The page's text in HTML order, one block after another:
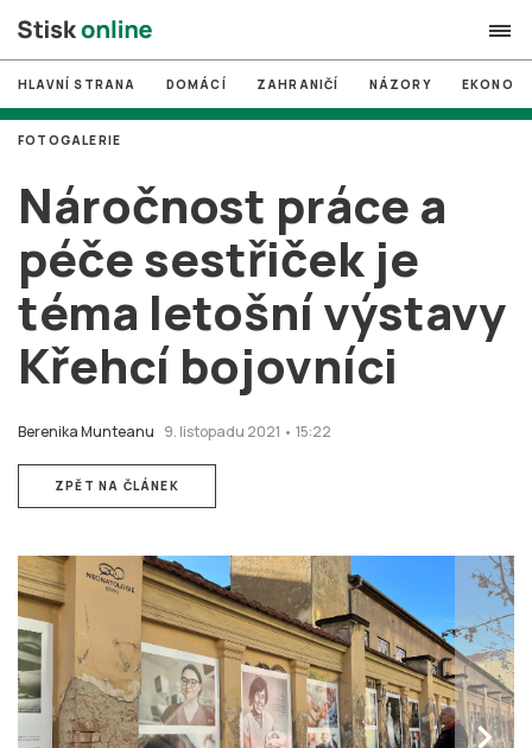
search
# MUNI
# Brno
# volby
login PŘIHLÁSIT SE
Zapomněli jste heslo?
HLAVNÍ STRANA DOMÁCÍ ZAHRANIČÍ NÁZORY
Náročnost práce a
péče sestřiček je
téma letošní výstavy
Křehcí bojovníci
Berenika Munteanu 9. listopadu 2021 • 15:22
FOTOGALERIE
ZPĚT NA ČLÁNEK
chevron_right